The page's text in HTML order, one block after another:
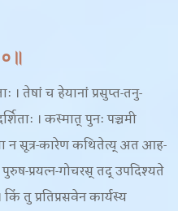
। तेषां च हेयानां प्रसुप्त-तनु-
। कस्मात् पुनः पञ्चमी
न सूत्र-कारेण कथितेत्य् अत आह-
प्रयत्न-गोचरस् तद् उपदिश्यते
किं तु प्रतिप्रसवेन कार्यस्य